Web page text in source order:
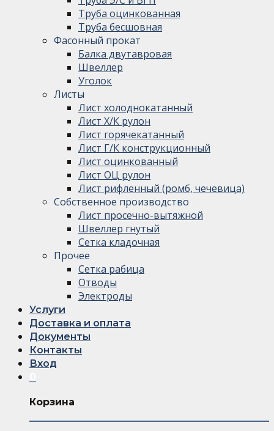
Труба оцинкованная
Труба бесшовная
Фасонный прокат
Балка двутавровая
Швеллер
Уголок
Листы
Лист холоднокатанный
Лист Х/К рулон
Лист горячекатанный
Лист Г/К конструкционный
Лист оцинкованный
Лист ОЦ рулон
Лист рифленный (ромб, чечевица)
Собственное производство
Лист просечно-вытяжной
Швеллер гнутый
Сетка кладочная
Прочее
Сетка рабица
Отводы
Электроды
Услуги
Доставка и оплата
Документы
Контакты
Вход
Корзина